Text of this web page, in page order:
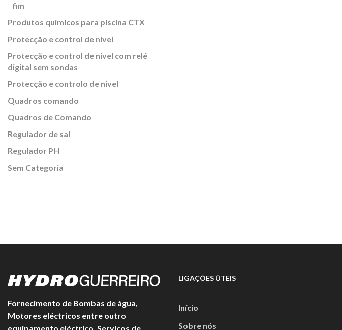
fim
Produtos quimicos para piscina CTX
Protecção e control de nivel
Protecção e control de nivel com relé
digital sem sondas
Protecção e controlo de nivel
Quadros comando
Quadros de Comando
Regulador de sal
Regulador PH
Sem Categoria
Fornecimento de Bombas de água,
Motores eléctricos entre outro
LIGAÇÕES ÚTEIS
Início
Sobre nós